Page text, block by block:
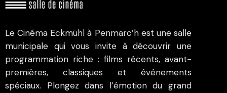
Le Cinéma Eckmühl à Penmarc’h est une salle
municipale qui vous invite à découvrir une
programmation riche : films récents, avant-
premières, classiques et événements
spéciaux. Plongez dans l’émotion du grand